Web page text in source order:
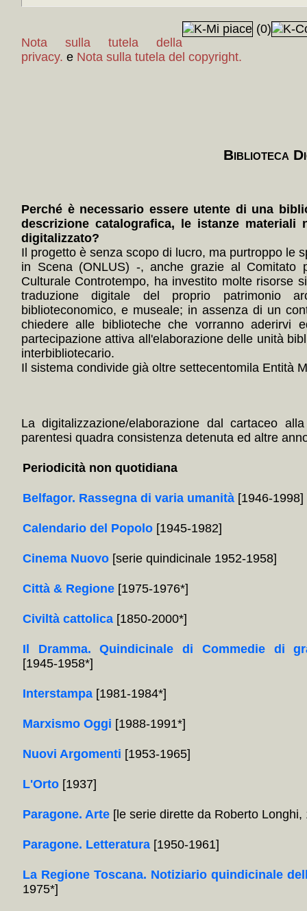
(0)
Nota sulla tutela della
privacy. e Nota sulla tutela del copyright.
Biblioteca
Perché è necessario essere utente di una
descrizione catalografica, le istanze
digitalizzato?
Il progetto è senza scopo di lucro, ma purtroppo le
in Scena (ONLUS) -, anche grazie al Comitato
Culturale Controtempo, ha investito molte risorse
traduzione digitale del proprio patrimonio
biblioteconomico, e museale; in assenza di un
chiedere alle biblioteche che vorranno aderirvi
partecipazione attiva all'elaborazione delle unità
interbibliotecario.
Il sistema condivide già oltre settecentomila Entità
La digitalizzazione/elaborazione dal cartaceo
parentesi quadra consistenza detenuta ed altre
Periodicità non quotidiana
Belfagor. Rassegna di varia umanità [1946-1998]
Calendario del Popolo [1945-1982]
Cinema Nuovo [serie quindicinale 1952-1958]
Città & Regione [1975-1976*]
Civiltà cattolica [1850-2000*]
Il Dramma. Quindicinale di Commedie di
[1945-1958*]
Interstampa [1981-1984*]
Marxismo Oggi [1988-1991*]
Nuovi Argomenti [1953-1965]
L'Orto [1937]
Paragone. Arte [le serie dirette da Roberto Longhi,
Paragone. Letteratura [1950-1961]
La Regione Toscana. Notiziario quindicinale
1975*]